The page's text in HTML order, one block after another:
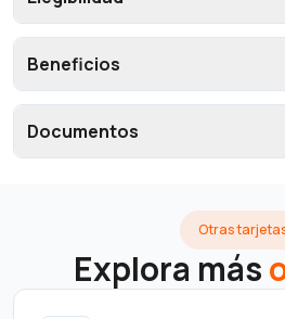
Beneficios
Documentos
Otras
Explora más